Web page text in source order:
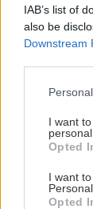
IAB’s list of
also be
Downstream
Please note
not limited
grant or
use your
consent
I want
personal
Opted
I want
Opted
Τελικά,
Ο Έρωτας,
INFO:
14
17
20